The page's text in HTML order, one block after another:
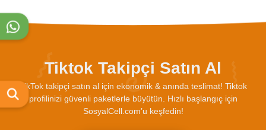
Tiktok Takipçi Satın Al
TikTok takipçi satın al için ekonomik & anında teslimat! Tiktok
profilinizi güvenli paketlerle büyütün. Hızlı başlangıç için
SosyalCell.com’u keşfedin!